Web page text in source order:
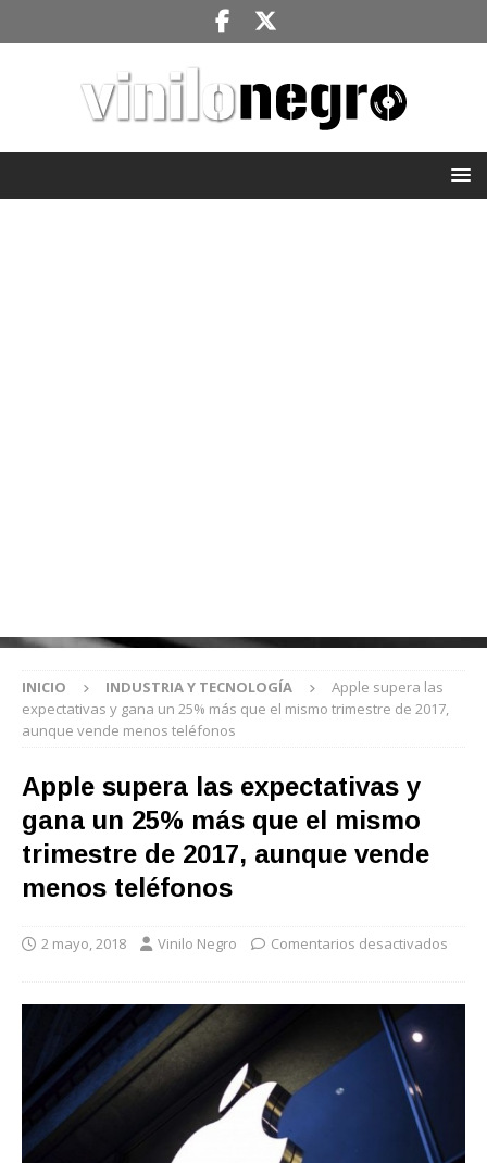
INICIO INDUSTRIA Y TECNOLOGÍA
Apple supera las
expectativas y gana un 25% más que el mismo trimestre de 2017,
aunque vende menos teléfonos
Apple supera las expectativas y
gana un 25% más que el mismo
trimestre de 2017, aunque vende
menos teléfonos
2 mayo, 2018 Vinilo Negro Comentarios desactivados